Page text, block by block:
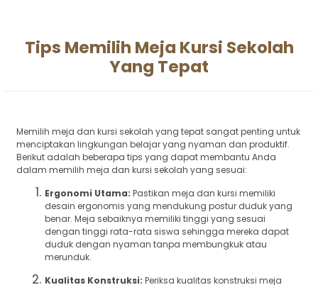
Tips Memilih Meja Kursi Sekolah
Yang Tepat
Memilih meja dan kursi sekolah yang tepat sangat penting untuk
menciptakan lingkungan belajar yang nyaman dan produktif.
Berikut adalah beberapa tips yang dapat membantu Anda
dalam memilih meja dan kursi sekolah yang sesuai:
Ergonomi Utama: Pastikan meja dan kursi memiliki
desain ergonomis yang mendukung postur duduk yang
benar. Meja sebaiknya memiliki tinggi yang sesuai
dengan tinggi rata-rata siswa sehingga mereka dapat
duduk dengan nyaman tanpa membungkuk atau
merunduk.
Kualitas Konstruksi: Periksa kualitas konstruksi meja